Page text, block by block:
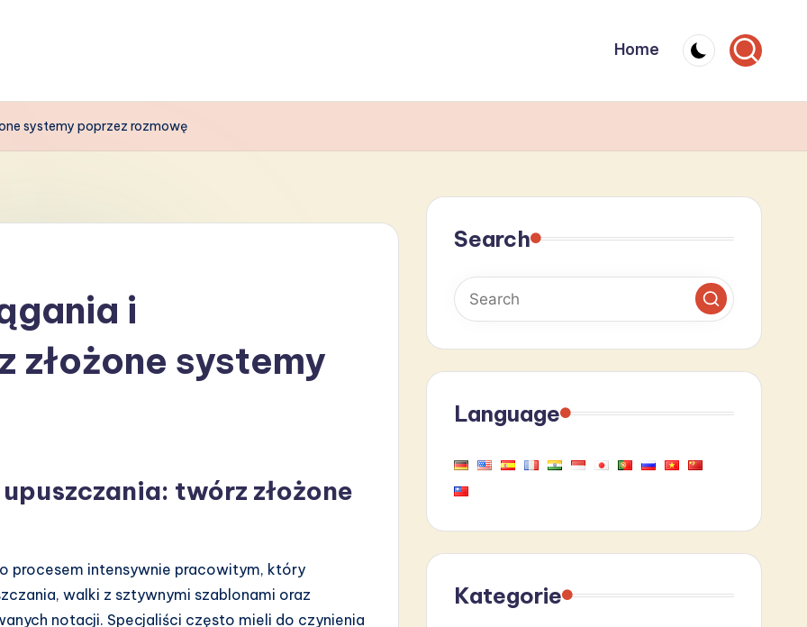
Home
systemy poprzez rozmowę
i
złożone systemy
twórz złożone
procesem intensywnie pracowitym, który
walki z sztywnymi szablonami oraz
notacji. Specjaliści często mieli do czynienia
Search
Language
Kategorie